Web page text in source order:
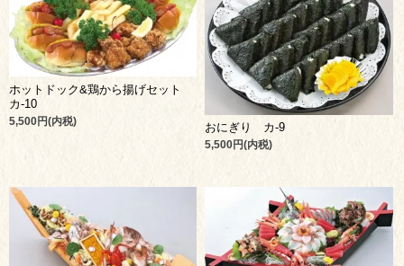
ホットドック&鶏から揚げセット
カ-10
5,500円(内税) おにぎり カ-9
5,500円(内税)